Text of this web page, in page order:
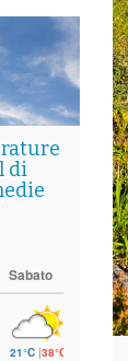
di
Sabato
21°C |38°C